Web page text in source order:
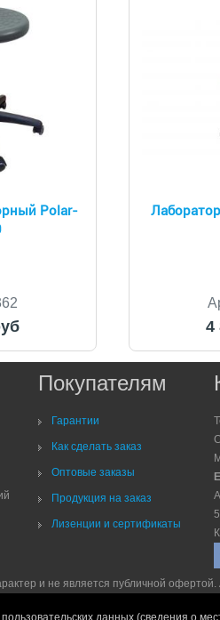
Polar-
4
Покупателям
Гарантии
Как сделать заказ
Оптовые заказы
Продукция на заказ
Лизенции и сертификаты
и не является публичной
данных (сведения о